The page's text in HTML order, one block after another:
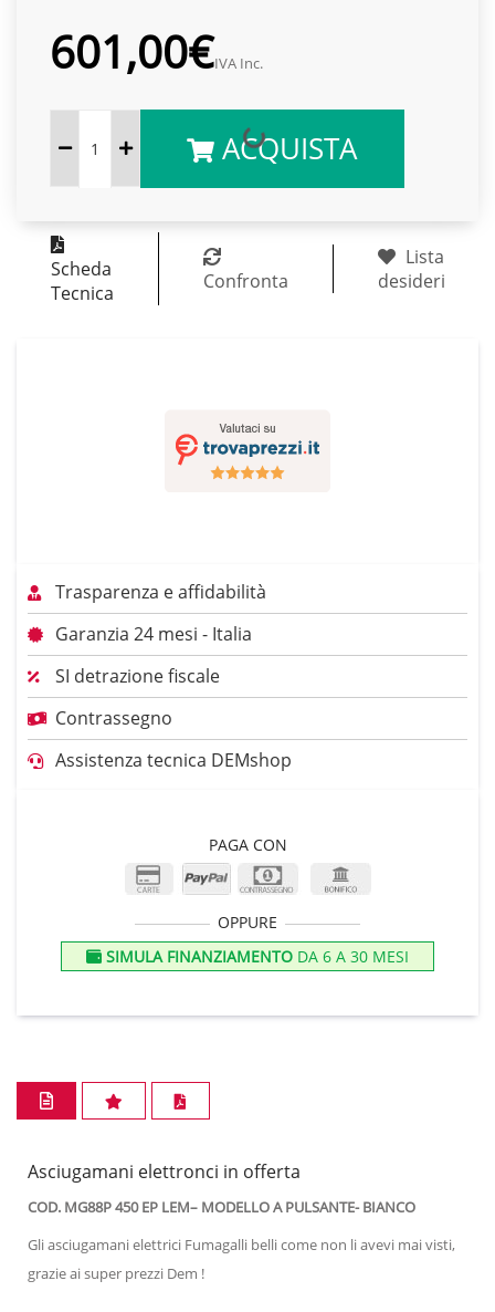
601,00€IVA Inc.
ACQUISTA
Scheda
Tecnica
Confronta
Lista
desideri
Trasparenza e affidabilità
Garanzia 24 mesi - Italia
SI detrazione fiscale
Contrassegno
Assistenza tecnica DEMshop
PAGA CON
OPPURE
SIMULA FINANZIAMENTO DA 6 A 30 MESI
Asciugamani elettronci in offerta
COD. MG88P 450 EP LEM– MODELLO A PULSANTE- BIANCO
Gli asciugamani elettrici Fumagalli belli come non li avevi mai visti,
grazie ai super prezzi Dem !